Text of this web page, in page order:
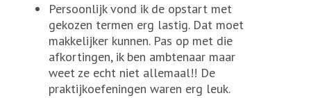
Persoonlijk vond ik de opstart met
gekozen termen erg lastig. Dat moet
makkelijker kunnen. Pas op met die
afkortingen, ik ben ambtenaar maar
weet ze echt niet allemaal!! De
praktijkoefeningen waren erg leuk.